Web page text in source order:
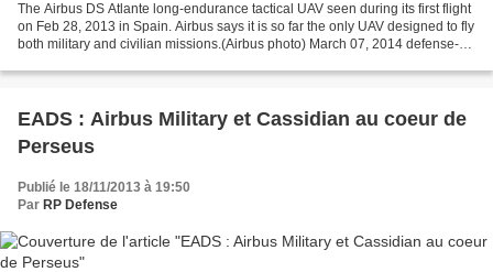
The Airbus DS Atlante long-endurance tactical UAV seen during its first flight
on Feb 28, 2013 in Spain. Airbus says it is so far the only UAV designed to fly
both military and civilian missions.(Airbus photo) March 07, 2014 defense-
EADS : Airbus Military et Cassidian au coeur de
Perseus
Publié le 18/11/2013 à 19:50
Par RP Defense